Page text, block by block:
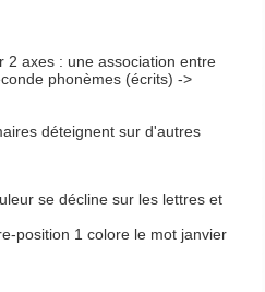
2 axes : une association entre
phonèmes (écrits) ->
déteignent sur d'autres
se décline sur les lettres et
position 1 colore le mot janvier